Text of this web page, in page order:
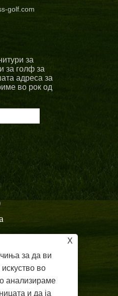
golf.com
за
за голф за
адреса за
во рок од
Албатрос
Ашун на Volvo China
X
за да ви
во
анализираме
и да ја